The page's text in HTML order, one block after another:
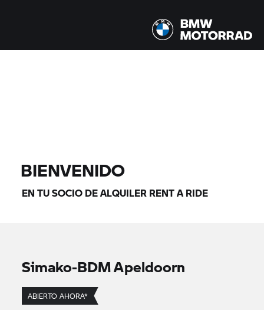
BIENVENIDO
EN TU SOCIO DE ALQUILER RENT A RIDE
Simako-BDM Apeldoorn
ABIERTO AHORA*